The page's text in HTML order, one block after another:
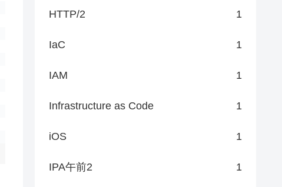
HTTP/2 1
IaC 1
IAM 1
Infrastructure as Code 1
iOS 1
IPA午前2 1